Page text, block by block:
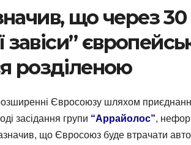
що через 30
завіси”
розділеною
Євросоюзу шляхом приєднання
засідання групи “Аррайолос”,
що Євросоюз буде втрачати